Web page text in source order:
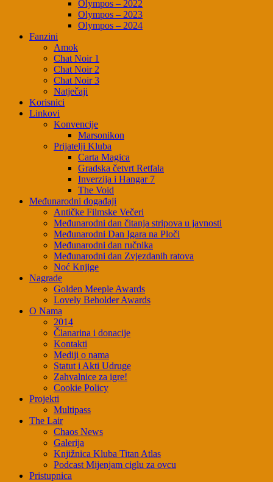
Olympos – 2022
Olympos – 2023
Olympos – 2024
Fanzini
Amok
Chat Noir 1
Chat Noir 2
Chat Noir 3
Natječaji
Korisnici
Linkovi
Konvencije
Marsonikon
Prijatelji Kluba
Carta Magica
Gradska četvrt Retfala
Inverzija i Hangar 7
The Void
Međunarodni događaji
Antičke Filmske Večeri
Međunarodni dan čitanja stripova u javnosti
Međunarodni Dan Igara na Ploči
Međunarodni dan ručnika
Međunarodni dan Zvjezdanih ratova
Noć Knjige
Nagrade
Golden Meeple Awards
Lovely Beholder Awards
O Nama
2014
Članarina i donacije
Kontakti
Mediji o nama
Statut i Akti Udruge
Zahvalnice za igre!
Cookie Policy
Projekti
Multipass
The Lair
Chaos News
Galerija
Knjižnica Kluba Titan Atlas
Podcast Mijenjam ciglu za ovcu
Pristupnica